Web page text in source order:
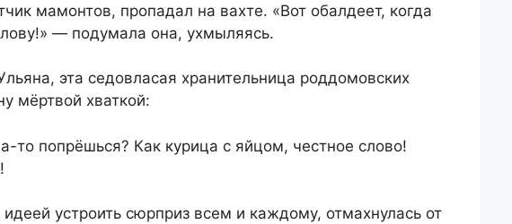
мамонтов, пропадал на вахте. «Вот обалдеет, когда
— подумала она, ухмыляясь.
эта седовласая хранительница роддомовских
мёртвой хваткой:
попрёшься? Как курица с яйцом, честное слово!
устроить сюрприз всем и каждому, отмахнулась от